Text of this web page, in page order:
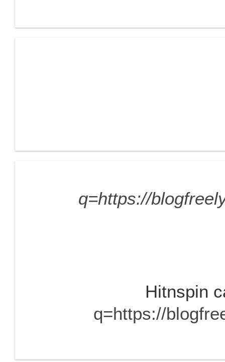
q=https://
Hitnspin
q=https://